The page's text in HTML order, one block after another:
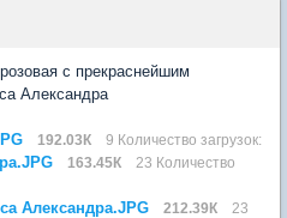
с прекраснейшим
Александра
192.03К 9 Количество загрузок:
163.45К
23 Количество
Александра.JPG 212.39К
23